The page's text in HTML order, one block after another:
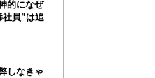
的になぜ
員”は追
しなきゃ